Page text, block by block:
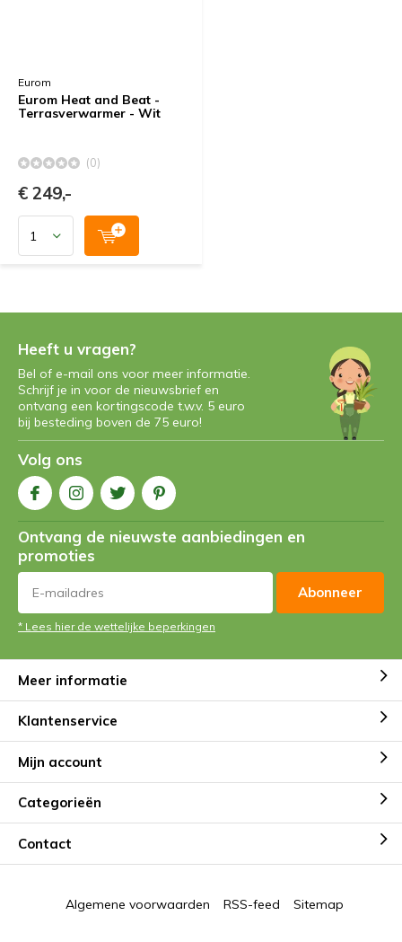
Eurom
Eurom Heat and Beat -
Terrasverwarmer - Wit
(0)
€ 249,-
Heeft u vragen?
Bel of e-mail ons voor meer informatie.
Schrijf je in voor de nieuwsbrief en
ontvang een kortingscode t.w.v. 5 euro
bij besteding boven de 75 euro!
Volg ons
Ontvang de nieuwste aanbiedingen en
promoties
Abonneer
* Lees hier de wettelijke beperkingen
Meer informatie
Klantenservice
Mijn account
Categorieën
Contact
Algemene voorwaarden RSS-feed Sitemap